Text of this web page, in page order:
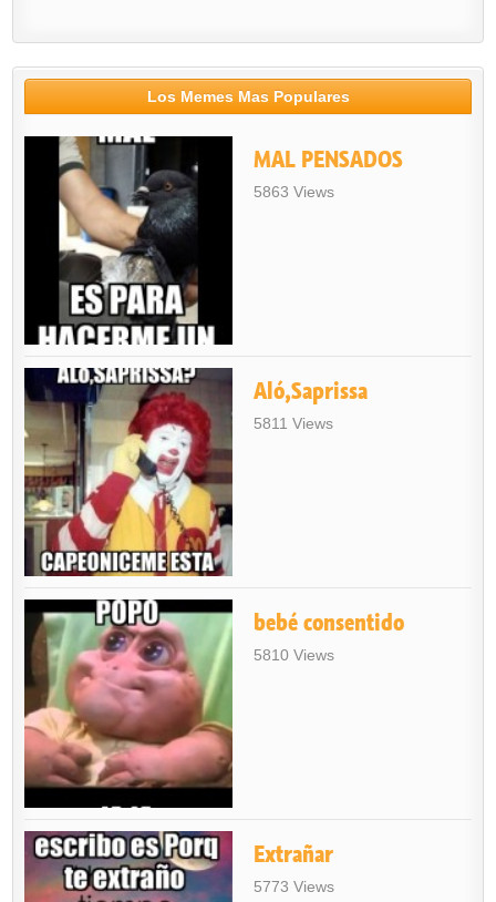
Los Memes Mas Populares
MAL PENSADOS
5863 Views
Aló,Saprissa
5811 Views
bebé consentido
5810 Views
Extrañar
5773 Views